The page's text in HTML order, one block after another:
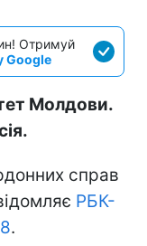
Отримуй
Google
Молдови.
справ
РБК-
.